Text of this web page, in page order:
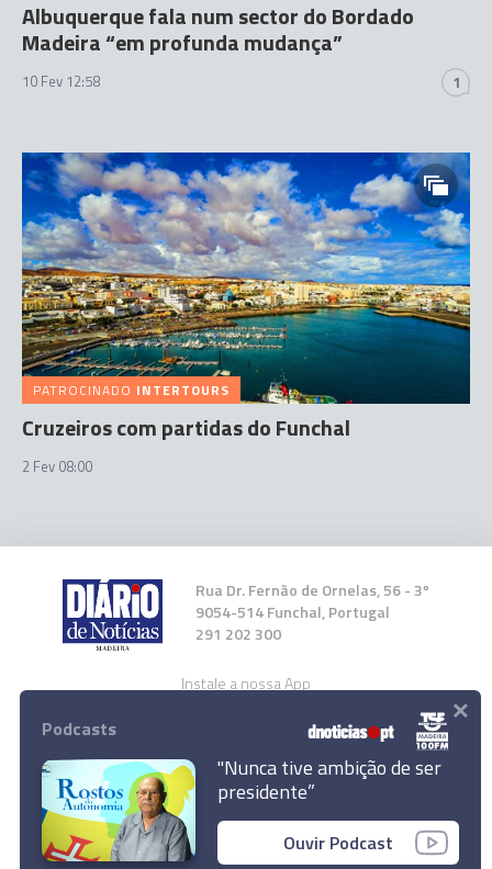
Albuquerque fala num sector do Bordado
Madeira “em profunda mudança”
10 Fev 12:58 1
PATROCINADO INTERTOURS
Cruzeiros com partidas do Funchal
2 Fev 08:00
Rua Dr. Fernão de Ornelas, 56 - 3º
9054-514 Funchal, Portugal
291 202 300
Instale a nossa App
© 2026 Empresa Diário de Notícias, Lda.
Todos os direitos reservados.
Podcasts
"Nunca tive ambição de ser
presidente”
Ouvir Podcast
×